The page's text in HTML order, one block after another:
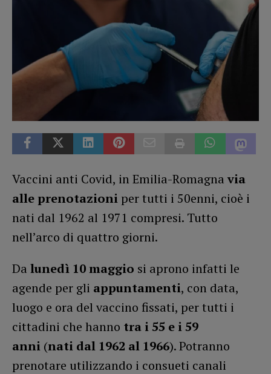
Vaccini anti Covid, in Emilia-Romagna via
alle prenotazioni per tutti i 50enni, cioè i
nati dal 1962 al 1971 compresi. Tutto
nell’arco di quattro giorni.
Da lunedì 10 maggio si aprono infatti le
agende per gli appuntamenti, con data,
luogo e ora del vaccino fissati, per tutti i
cittadini che hanno tra i 55 e i 59
anni (nati dal 1962 al 1966). Potranno
prenotare utilizzando i consueti canali